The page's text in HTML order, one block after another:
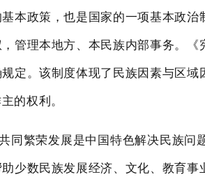
本政策，也是国家的一项基本政治
管理本地方、本民族内部事务。《
定。该制度体现了民族因素与区域
的权利。
同繁荣发展是中国特色解决民族问
少数民族发展经济、 文化、教育事